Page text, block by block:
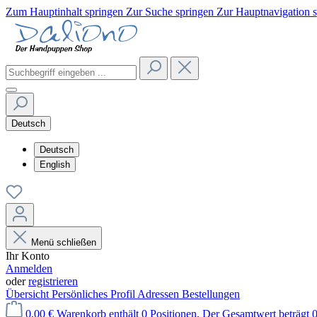
Zum Hauptinhalt springen Zur Suche springen Zur Hauptnavigation
Deutsch
Deutsch
English
Menü schließen
Ihr Konto
Anmelden
oderregistrieren
Übersicht Persönliches Profil Adressen Bestellungen
0,00 € Warenkorb enthält 0 Positionen. Der Gesamtwert beträgt